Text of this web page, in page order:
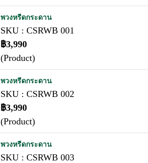
พวงหรีดกระดาน
SKU : CSRWB 001
฿3,990
(Product)
พวงหรีดกระดาน
SKU : CSRWB 002
฿3,990
(Product)
พวงหรีดกระดาน
SKU : CSRWB 003